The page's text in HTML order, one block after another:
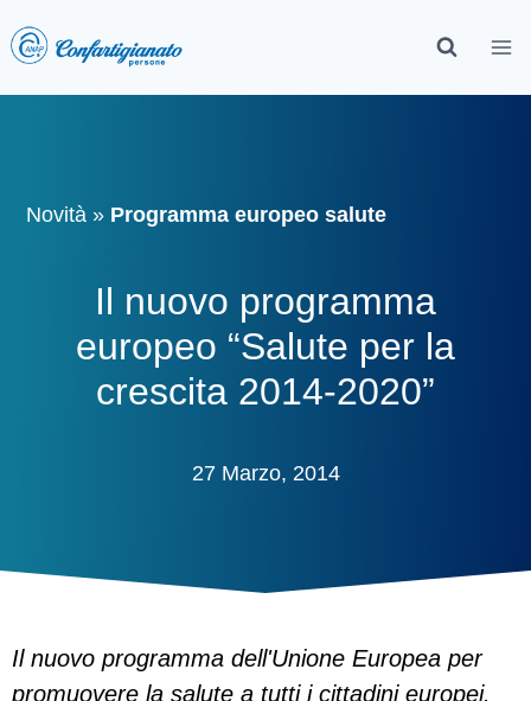
Novità » Programma europeo salute
Il nuovo programma
europeo “Salute per la
crescita 2014-2020”
27 Marzo, 2014
Il nuovo programma dell'Unione Europea per
promuovere la salute a tutti i cittadini europei.